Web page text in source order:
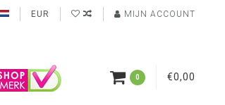
EUR MIJN ACCOUNT
0 €0,00